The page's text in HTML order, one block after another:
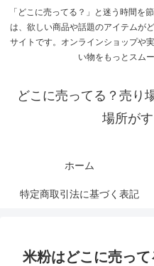
「どこに売ってる？」と迷う時間を
は、欲しい商品や話題のアイテムが
サイトです。オンラインショップや
い物をもっとスム
どこに売ってる？売り
場所が
ホーム
特定商取引法に基づく表記
米粉はどこに売っ